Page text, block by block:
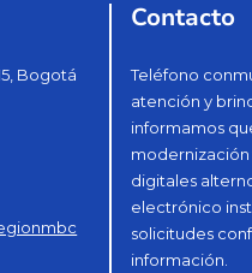
Bogotá
Contacto
Teléfono
atención y
informamos
modernización
digitales
electrónico
solicitudes
información.